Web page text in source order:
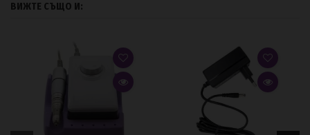
ВИЖТЕ СЪЩО И: